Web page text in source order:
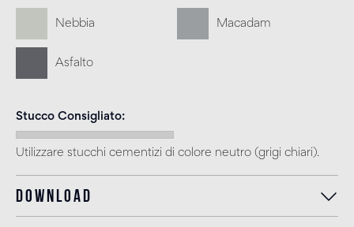
Nebbia Macadam
Asfalto
Stucco Consigliato
Utilizzare stucchi cementizi di colore neutro (grigi chiari).
Download